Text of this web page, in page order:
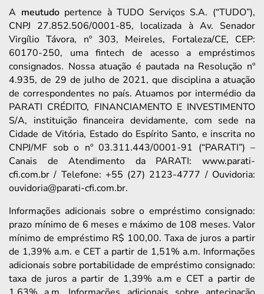
A meutudopertence à TUDO Serviços S.A. (“TUDO”),
CNPJ 27.852.506/0001-85, localizada à Av. Senador
Virgílio Távora, nº 303, Meireles, Fortaleza/CE, CEP:
60170-250, uma fintech de acesso a empréstimos
consignados. Nossa atuação é pautada na Resolução nº
4.935, de 29 de julho de 2021, que disciplina a atuação
de correspondentes no país. Atuamos por intermédio da
PARATI CRÉDITO, FINANCIAMENTO E INVESTIMENTO
S/A, instituição financeira devidamente, com sede na
Cidade de Vitória, Estado do Espírito Santo, e inscrita no
CNPJ/MF sob o nº 03.311.443/0001-91 (“PARATI”) –
Canais de Atendimento da PARATI: www.parati-
cfi.com.br / Telefone: +55 (27) 2123-4777 / Ouvidoria:
ouvidoria@parati-cfi.com.br.
Informações adicionais sobre o empréstimo consignado:
prazo mínimo de 6 meses e máximo de 108 meses. Valor
mínimo de empréstimo R$ 100,00. Taxa de juros a partir
de 1,39% a.m. e CET a partir de 1,51% a.m. Informações
adicionais sobre portabilidade de empréstimo consignado:
taxa de juros a partir de 1,39% a.m e CET a partir de